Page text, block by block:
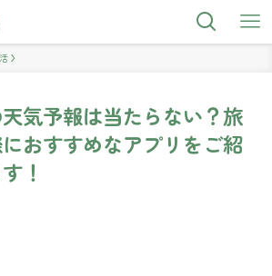
気予報は当たらない？旅
おすすめなアプリをご紹
！